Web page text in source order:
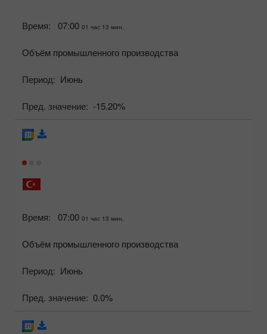
Время: 07:00 01 час 13 мин.
Объём промышленного производства
Период: Июнь
Пред. значение: -15.20%
Время: 07:00 01 час 13 мин.
Объём промышленного производства
Период: Июнь
Пред. значение: 0.0%